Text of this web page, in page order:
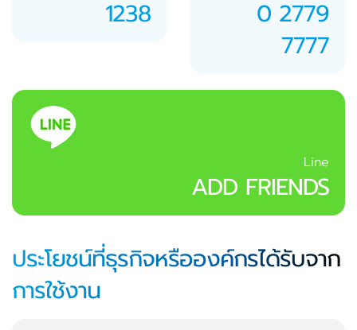
1238
0 2779
7777
Line
ADD FRIENDS
ประโยชน์ที่ธุรกิจหรือองค์กรได้รับจาก
การใช้งาน